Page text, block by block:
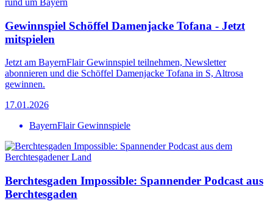
Gewinnspiel Schöffel Damenjacke Tofana - Jetzt
mitspielen
Jetzt am BayernFlair Gewinnspiel teilnehmen, Newsletter
abonnieren und die Schöffel Damenjacke Tofana in S, Altrosa
gewinnen.
17.01.2026
BayernFlair Gewinnspiele
Berchtesgaden Impossible: Spannender Podcast aus
Berchtesgaden